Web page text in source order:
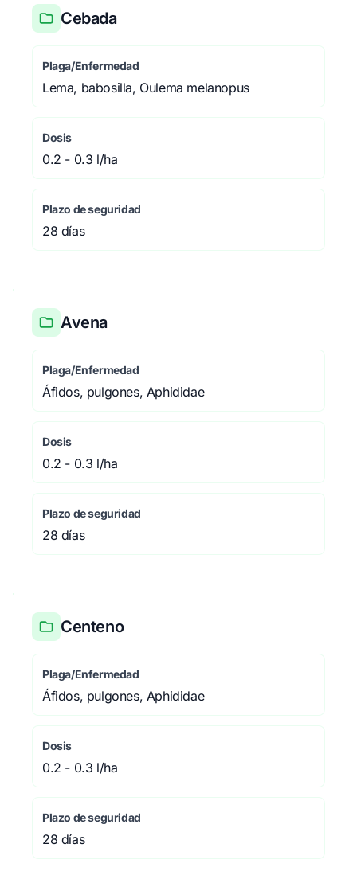
Cebada
Plaga/Enfermedad
Lema, babosilla, Oulema melanopus
Dosis
0.2 - 0.3 l/ha
Plazo de seguridad
28 días
Avena
Plaga/Enfermedad
Áfidos, pulgones, Aphididae
Dosis
0.2 - 0.3 l/ha
Plazo de seguridad
28 días
Centeno
Plaga/Enfermedad
Áfidos, pulgones, Aphididae
Dosis
0.2 - 0.3 l/ha
Plazo de seguridad
28 días